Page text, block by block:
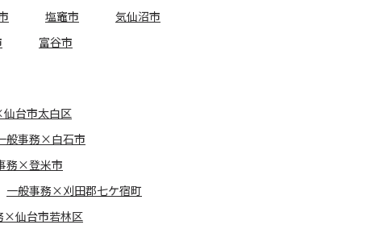
塩竈市
気仙沼市
富谷市
台市太白区
般事務×白石市
務×登米市
一般事務×刈田郡七ケ宿町
×仙台市若林区